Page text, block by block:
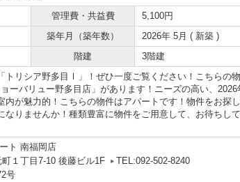
管理費・共益費
5,100円
築年月（築年数）
2026年 5月 ( 新築 )
階建 3階建
トリシア野多目Ⅰ」！ぜひ一度ご覧ください！こちらの
ーバリュー野多目店」があります！ニーズの高い、2026
内が魅力的！こちらの物件はアパートです！物件をお探
なりませんか！種類豊富に物件をご用意して、お待ちし
ト 南福岡店
１丁目7-10 後藤ビル1F
TEL:092-502-8240
号